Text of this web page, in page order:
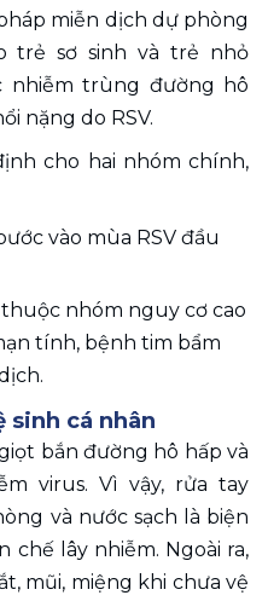
miễn dịch dự phòng
trẻ sơ sinh và trẻ nhỏ
nhiễm trùng đường hô
nặng do RSV.
cho hai nhóm chính,
vào mùa RSV đầu
nhóm nguy cơ cao
tính, bệnh tim bẩm
sinh cá nhân
bắn đường hô hấp và
virus. Vì vậy, rửa tay
và nước sạch là biện
lây nhiễm. Ngoài ra,
mũi, miệng khi chưa vệ